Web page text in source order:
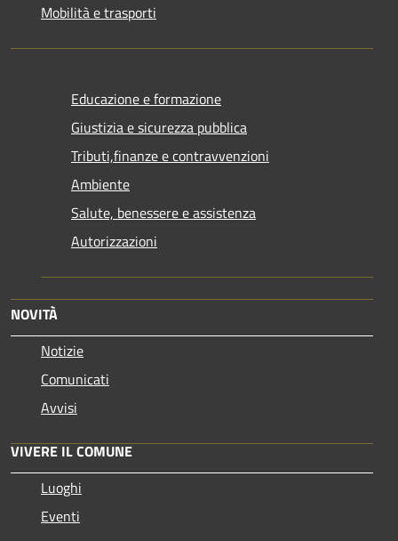
Mobilità e trasporti
Educazione e formazione
Giustizia e sicurezza pubblica
Tributi,finanze e contravvenzioni
Ambiente
Salute, benessere e assistenza
Autorizzazioni
NOVITÀ
Notizie
Comunicati
Avvisi
VIVERE IL COMUNE
Luoghi
Eventi